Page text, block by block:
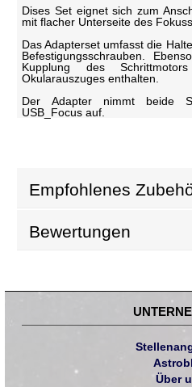
Dises Set eignet sich zum
mit flacher Unterseite des
Das Adapterset umfasst die
Befestigungsschrauben.
Kupplung des
Okularauszuges enthalten.
Der Adapter nimmt beide
USB_Focus auf.
Empfohlenes
Bewertungen
Über